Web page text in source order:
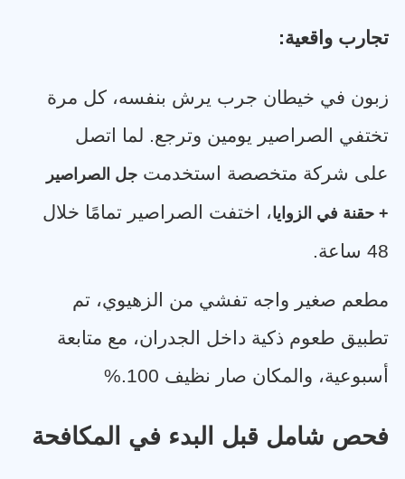
تجارب واقعية:
زبون في خيطان جرب يرش بنفسه، كل مرة
تختفي الصراصير يومين وترجع. لما اتصل
على شركة متخصصة استخدمت جل الصراصير
+ حقنة في الزوايا، اختفت الصراصير تمامًا خلال
48 ساعة
.
مطعم صغير واجه تفشي من الزهيوي، تم
تطبيق طعوم ذكية داخل الجدران، مع متابعة
أسبوعية، والمكان صار نظيف 100
%.
فحص شامل قبل البدء في المكافحة